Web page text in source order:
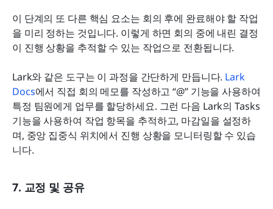
이 단계의 또 다른 핵심 요소는 회의 후에 완료해야 할 작업
을 미리 정하는 것입니다. 이렇게 하면 회의 중에 내린 결정
이 진행 상황을 추적할 수 있는 작업으로 전환됩니다.
Lark와 같은 도구는 이 과정을 간단하게 만듭니다. Lark
Docs에서 직접 회의 메모를 작성하고 “@” 기능을 사용하여
특정 팀원에게 업무를 할당하세요. 그런 다음 Lark의 Tasks
기능을 사용하여 작업 항목을 추적하고, 마감일을 설정하
며, 중앙 집중식 위치에서 진행 상황을 모니터링할 수 있습
니다.
7. 교정 및 공유